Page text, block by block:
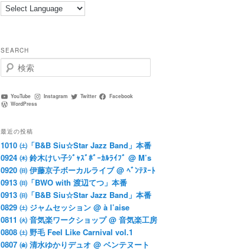
SEARCH
検
索
YouTube Instagram Twitter
Facebook
WordPress
最近の投稿
1010 ㈯「B&B Siu☆Star Jazz Band」本番
0924 ㈭ 鈴木けい子ｼﾞｬｽﾞﾎﾞｰｶﾙﾗｲﾌﾞ @ M’s
0920 ㈰ 伊藤京子ボーカルライブ @ ﾍﾞﾝﾃﾇｰﾄ
0913 ㈰「BWO with 渡辺てつ」本番
0913 ㈰「B&B Siu☆Star Jazz Band」本番
0829 ㈯ ジャムセッション @ à l’aise
0811 ㈫ 音気楽ワークショップ @ 音気楽工房
0808 ㈯ 野毛 Feel Like Carnival vol.1
0807 ㈮ 清水ゆかりデュオ @ ベンテヌート